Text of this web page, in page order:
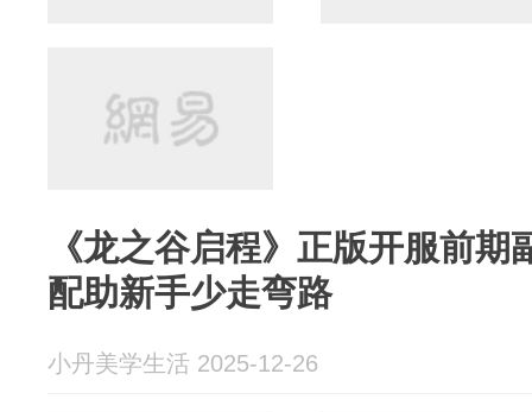
《龙之谷启程》正版开服前
配助新手少走弯路
小丹美学生活 2025-12-26